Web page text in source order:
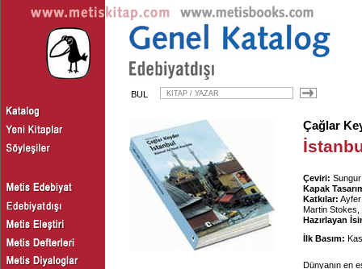
BUL
Çağlar
Çeviri:
Kapak
Katkılar: Ayfer
Martin Stokes,
Hazırlayan
İlk Basım:
Dünyanın en